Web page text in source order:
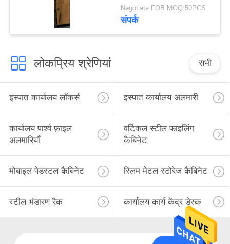
Negotiate FOB MOQ:50PCS
संपर्क
लोकप्रिय श्रेणियां सभी
इस्पात कार्यालय लॉकर्स इस्पात कार्यालय अलमारी
कार्यालय पार्श्व फ़ाइल
अलमारियाँ
वर्टिकल स्टील फाइलिंग
कैबिनेट
मोबाइल पेडस्टल कैबिनेट स्लिम मेटल स्टोरेज कैबिनेट
स्टील भंडारण रैक कार्यालय कार्य केंद्र डेस्क